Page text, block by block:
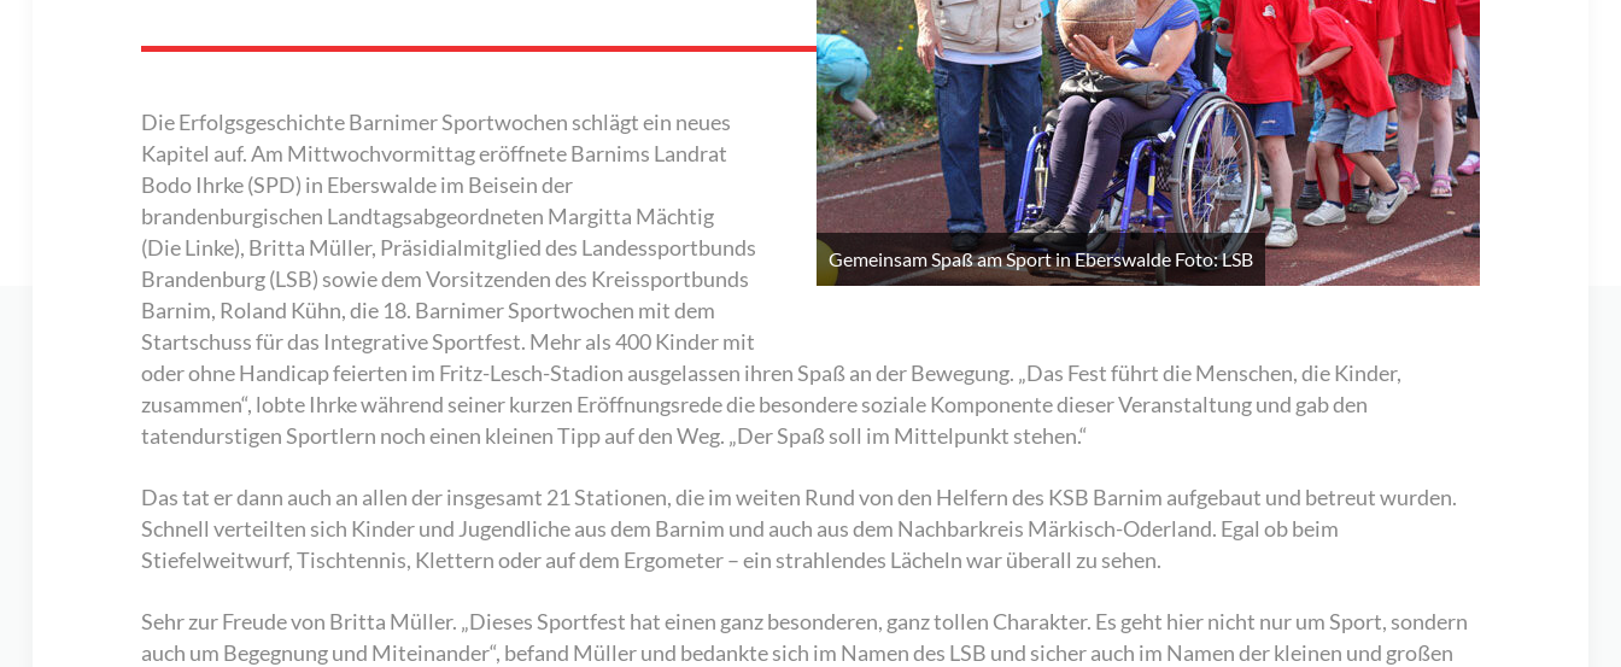
Gemeinsam Spaß am Sport in Eberswalde Foto: LSB
Die Erfolgsgeschichte Barnimer Sportwochen schlägt ein neues
Kapitel auf. Am Mittwochvormittag eröffnete Barnims Landrat
Bodo Ihrke (SPD) in Eberswalde im Beisein der
brandenburgischen Landtagsabgeordneten Margitta Mächtig
(Die Linke), Britta Müller, Präsidialmitglied des Landessportbunds
Brandenburg (LSB) sowie dem Vorsitzenden des Kreissportbunds
Barnim, Roland Kühn, die 18. Barnimer Sportwochen mit dem
Startschuss für das Integrative Sportfest. Mehr als 400 Kinder mit
oder ohne Handicap feierten im Fritz-Lesch-Stadion ausgelassen ihren Spaß an der Bewegung. „Das Fest führt die Menschen, die Kinder,
zusammen“, lobte Ihrke während seiner kurzen Eröffnungsrede die besondere soziale Komponente dieser Veranstaltung und gab den
tatendurstigen Sportlern noch einen kleinen Tipp auf den Weg. „Der Spaß soll im Mittelpunkt stehen.“
Das tat er dann auch an allen der insgesamt 21 Stationen, die im weiten Rund von den Helfern des KSB Barnim aufgebaut und betreut wurden.
Schnell verteilten sich Kinder und Jugendliche aus dem Barnim und auch aus dem Nachbarkreis Märkisch-Oderland. Egal ob beim
Stiefelweitwurf, Tischtennis, Klettern oder auf dem Ergometer – ein strahlendes Lächeln war überall zu sehen.
Sehr zur Freude von Britta Müller. „Dieses Sportfest hat einen ganz besonderen, ganz tollen Charakter. Es geht hier nicht nur um Sport, sondern
auch um Begegnung und Miteinander“, befand Müller und bedankte sich im Namen des LSB und sicher auch im Namen der kleinen und großen